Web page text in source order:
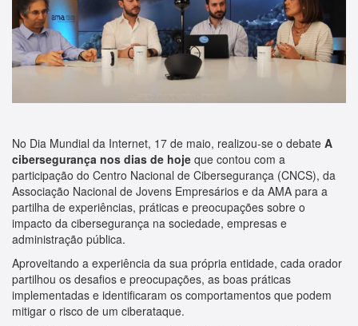
No Dia Mundial da Internet, 17 de maio, realizou-se o debate A
cibersegurança nos dias de hoje que contou com a
participação do Centro Nacional de Cibersegurança (CNCS), da
Associação Nacional de Jovens Empresários e da AMA para a
partilha de experiências, práticas e preocupações sobre o
impacto da cibersegurança na sociedade, empresas e
administração pública.
Aproveitando a experiência da sua própria entidade, cada orador
partilhou os desafios e preocupações, as boas práticas
implementadas e identificaram os comportamentos que podem
mitigar o risco de um ciberataque.